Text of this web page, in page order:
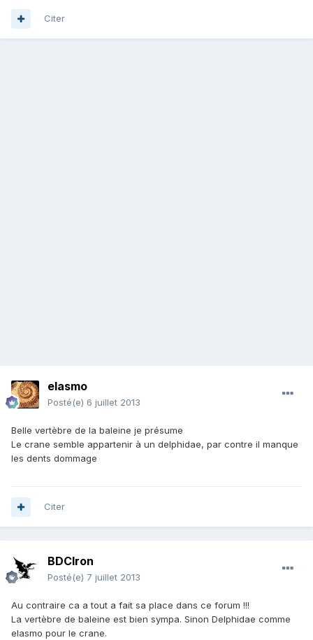
Citer
elasmo
Posté(e) 6 juillet 2013
Belle vertèbre de la baleine je présume
Le crane semble appartenir à un delphidae, par contre il manque
les dents dommage
Citer
BDCIron
Posté(e) 7 juillet 2013
Au contraire ca a tout a fait sa place dans ce forum !!!
La vertèbre de baleine est bien sympa. Sinon Delphidae comme
elasmo pour le crane.